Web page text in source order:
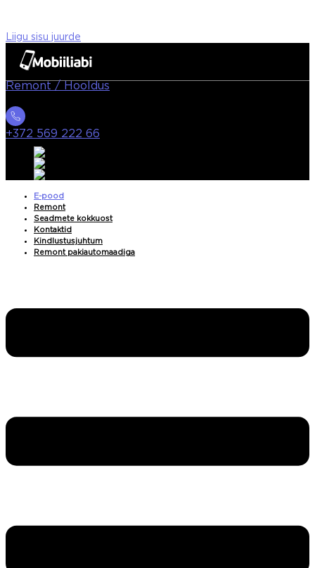
Liigu sisu juurde
Remont / Hooldus
+372 569 222 66
E-pood
Remont
Seadmete kokkuost
Kontaktid
Kindlustusjuhtum
Remont pakiautomaadiga